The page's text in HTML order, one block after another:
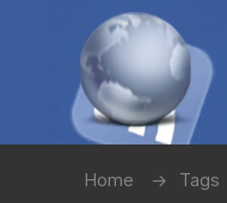
Home Tags